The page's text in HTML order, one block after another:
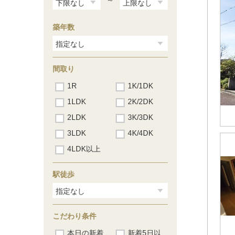
築年数
間取り
1R
1K/1DK
1LDK
2K/2DK
2LDK
3K/3DK
3LDK
4K/4DK
4LDK以上
駅徒歩
こだわり条件
本日の新着
新着5日以